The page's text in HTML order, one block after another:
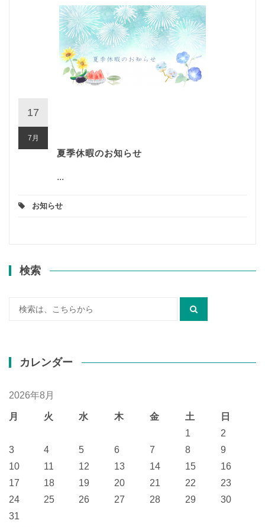
17
7月
夏季休暇のお知らせ
...
お知らせ
検索
カレンダー
2026年8月
月 火 水 木 金 土 日
1
2
3
4 5 6 7 8
9
10
11 12 13 14 15
16
17
18 19 20 21 22
23
24
25 26 27 28 29
30
31